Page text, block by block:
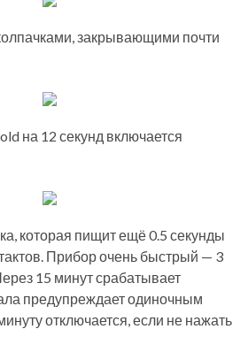
закрывающими почти
на 12 секунд включается
которая пищит ещё 0.5 секунды
Прибор очень быстрый — 3
15 минут срабатывает
предупреждает одиночным
отключается, если не нажать